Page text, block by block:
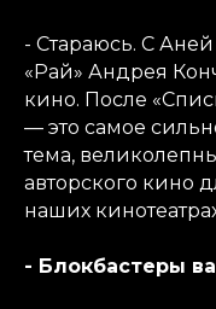
- Стараюсь. С
«Рай» Андрея
кино. После
— это самое
тема,
авторского кино
наших
- Блокбастеры